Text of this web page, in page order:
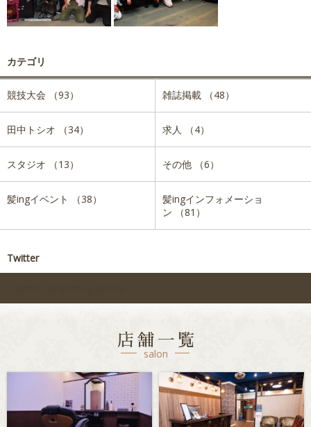
カテゴリ
競技大会 （93） 雑誌掲載 （48）
田中トシオ （34） 求人 （4）
スタジオ （13） その他 （6）
髪ingイベント （38）
髪ingインフォメーショ
ン （81）
Twitter
店舗一覧
salon